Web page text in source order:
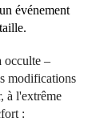
événement
occulte –
modifications
à l'extrême
: